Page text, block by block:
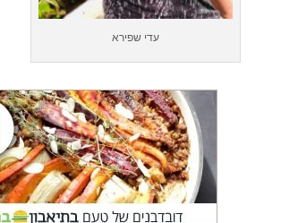
עדי שפירא